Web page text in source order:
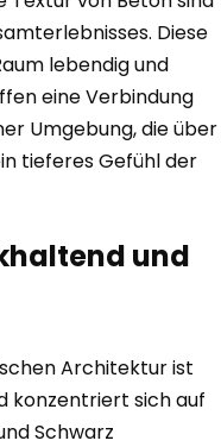
Diese
lebendig und
eine Verbindung
Umgebung, die über
tieferes Gefühl der
und
Architektur ist
konzentriert sich auf
Schwarz